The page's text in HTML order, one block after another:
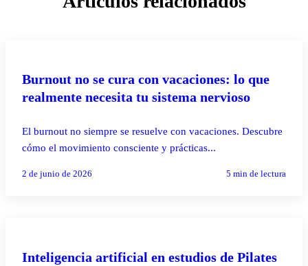
Burnout no se cura con vacaciones: lo que
realmente necesita tu sistema nervioso
El burnout no siempre se resuelve con vacaciones. Descubre
cómo el movimiento consciente y prácticas...
2 de junio de 2026 5 min de lectura
Inteligencia artificial en estudios de Pilates